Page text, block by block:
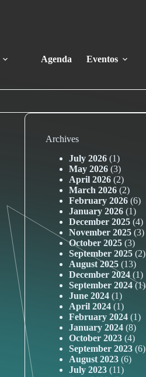
Agenda Eventos
Archives
July 2026(1)
May 2026(3)
April 2026(2)
March 2026(2)
February 2026(6)
January 2026(1)
December 2025(4)
November 2025(3)
October 2025(3)
September 2025(2)
August 2025(13)
December 2024(1)
September 2024(1)
June 2024(1)
April 2024(1)
February 2024(1)
January 2024(8)
October 2023(4)
September 2023(6)
August 2023(6)
July 2023(11)